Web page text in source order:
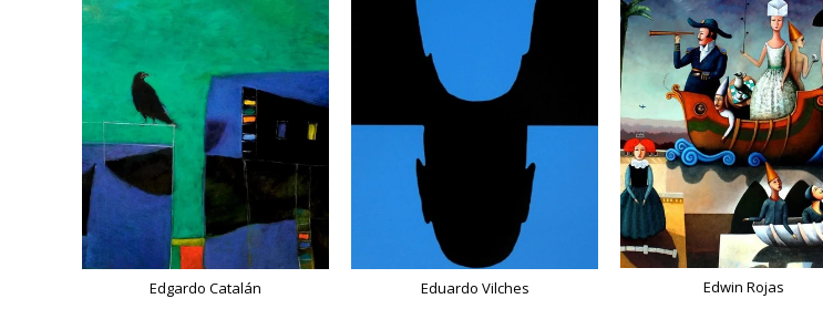
Edgardo Catalán Eduardo Vilches Edwin Rojas